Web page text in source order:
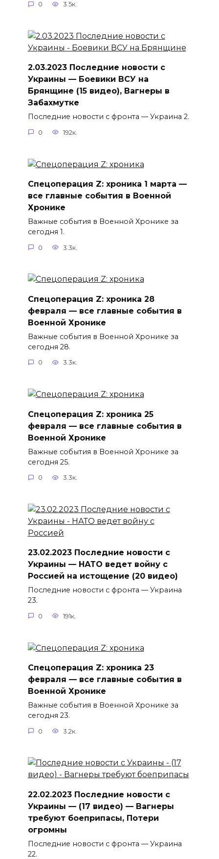
0 3.5к.
2.03.2023 Последние новости с
Украины — Боевики ВСУ на
Брянщине (15 видео), Вагнеры в
Забахмутке
Последние новости с фронта — Украина 2.
0 192к.
Спецоперация Z: хроника 1 марта —
все главные события в Военной
Хронике
Важные события в Военной Хронике за
сегодня 1.
0 3.3к.
Спецоперация Z: хроника 28
февраля — все главные события в
Военной Хронике
Важные события в Военной Хронике за
сегодня 28.
0 3.3к.
Спецоперация Z: хроника 25
февраля — все главные события в
Военной Хронике
Важные события в Военной Хронике за
сегодня 25.
0 3.3к.
23.02.2023 Последние новости с
Украины — НАТО ведет войну с
Россией на истощение (20 видео)
Последние новости с фронта — Украина
23.
0 191к.
Спецоперация Z: хроника 23
февраля — все главные события в
Военной Хронике
Важные события в Военной Хронике за
сегодня 23.
0 3.2к.
22.02.2023 Последние новости с
Украины — (17 видео) — Вагнеры
требуют боеприпасы, Потери
огромны
Последние новости с фронта — Украина
22.